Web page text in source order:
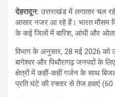
देहरादून: उत्तराखंड में लगातार चल
आसार नजर आ रहे हैं। भारत मौसम
के कई जिलों में बारिश, आंधी और
विभाग के अनुसार, 28 मई 2026 को
बागेश्वर और पिथौरागढ़ जनपदों के
क्षेत्रों में कहीं-कहीं गर्जन के साथ
प्रति घंटे की रफ्तार से तेज हवाएं